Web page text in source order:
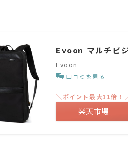
Evoon マルチビ
Evoon
口コミを見る
＼ポイント最大11倍！
楽天市場